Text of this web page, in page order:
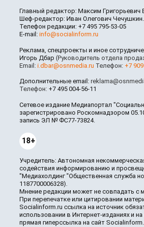
Главный редактор: Максим Григорьевич
Шеф-редактор: Иван Олегович Чечушкин.
Телефон редакции: +7 495 795-53-05
E-mail: info@socialinform.ru
Реклама, спецпроекты и иное
Игорь Дбар (Руководитель отдела
Email: i.dbar@osnmedia.ru Телефон: +7
Дополнительные email:
Телефон: +7 495 004-56-11
Сетевое издание Медиапортал
зарегистрировано Роскомнадзором
запись ЭЛ № ФС77-73824.
18+
Учредитель: Автономная
содействия информированию и
"Медиахолдинг "Общественная служба
1187700006328).
Мнение редакции может не совпадать с
При перепечатке или цитировании
Socialinform.ru ссылка на источник
использовании в Интернет-изданиях и на
прямая гиперссылка на сайт